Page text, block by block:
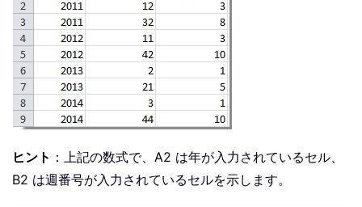
ヒント ：上記の数式で、A2 は年が入力されているセル、
B2 は週番号が入力されているセルを示します。